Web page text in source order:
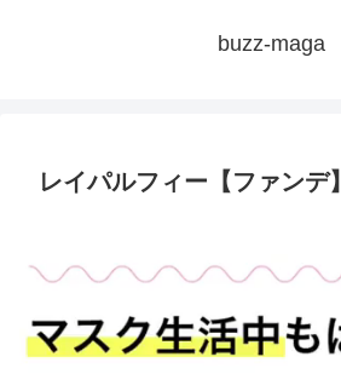
buzz-maga
レイパルフィー【ファンデ】